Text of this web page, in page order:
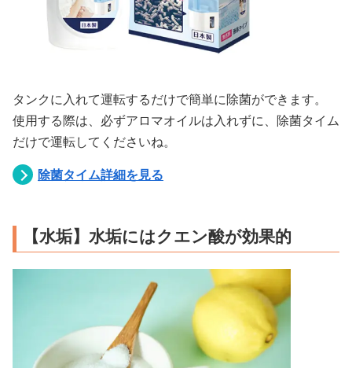
タンクに入れて運転するだけで簡単に除菌ができます。
使用する際は、必ずアロマオイルは入れずに、除菌タイム
だけで運転してくださいね。
除菌タイム詳細を見る
【水垢】水垢にはクエン酸が効果的